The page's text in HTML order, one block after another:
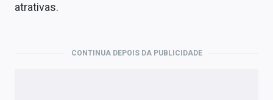
atrativas.
CONTINUA DEPOIS DA PUBLICIDADE